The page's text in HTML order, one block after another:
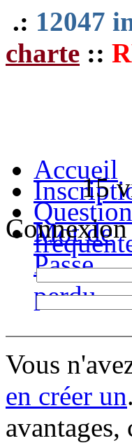
.: 12047
charte ::
15
Accueil
Mot de
Passe
perdu
Connexion
Vous
en créer un